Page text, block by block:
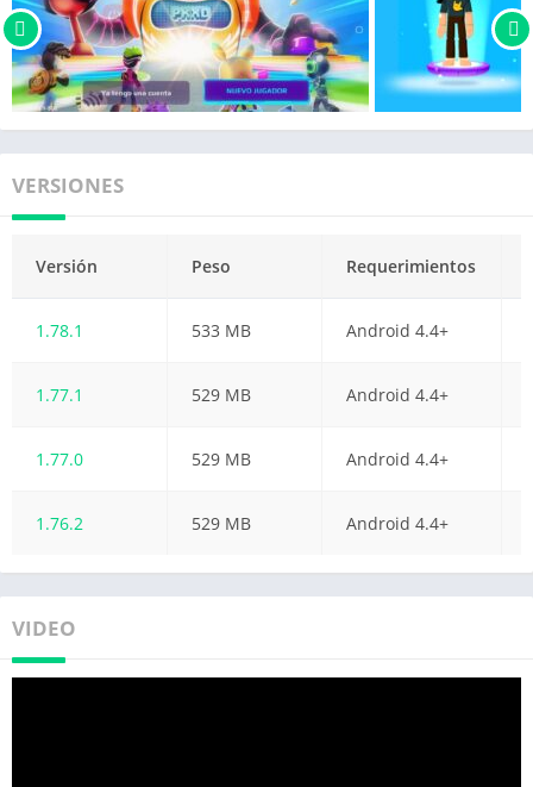
VERSIONES
Versión Peso Requerimientos
1.78.1 533 MB Android 4.4+
1.77.1 529 MB Android 4.4+
1.77.0 529 MB Android 4.4+
1.76.2 529 MB Android 4.4+
VIDEO